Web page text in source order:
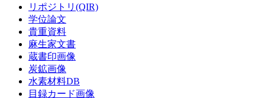
リポジトリ(QIR)
学位論文
貴重資料
麻生家文書
蔵書印画像
炭鉱画像
水素材料DB
目録カード画像